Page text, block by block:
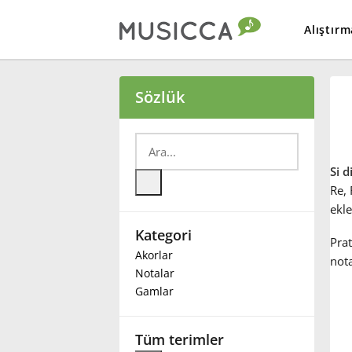
Български
Deutsch
Español
Sözlük
Kategori
Akorlar
Notalar
Gamlar
Tüm terimler
Si
Re,